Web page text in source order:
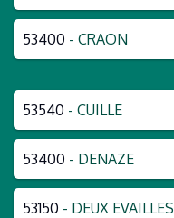
53400 - CRAON
53540 - CUILLE
53400 - DENAZE
53150 - DEUX EVAILLES